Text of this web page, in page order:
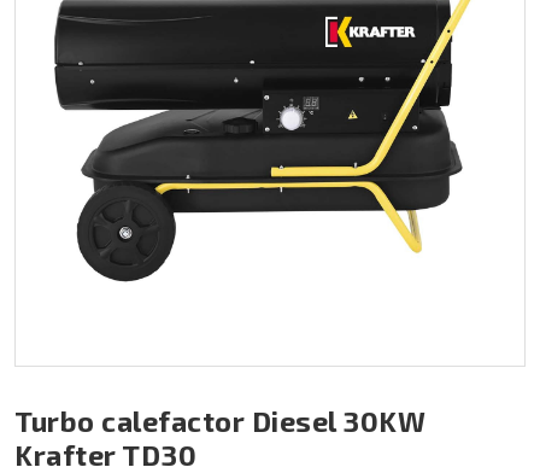
Turbo calefactor Diesel 30KW
Krafter TD30